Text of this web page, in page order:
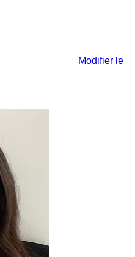
Modifier le